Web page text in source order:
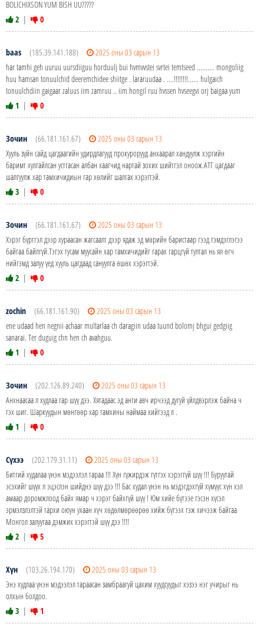
BOLICHIXSON YUM BISH UU?????
2 | 0
baas (185.39.141.188)
2025 оны 03 сарын 13
har tamhi geh uuruu uursdiiguu horduulj bui hvmvvstei svrtei temtseed .......... mongoliig
huu hamsan tonuulchid deeremchidee shiitge . lararuudaa . ....!!!!!!!!...... hulgaich
tonuulchdiin gaigaar zaluus iim zamruu .. iim hongil ruu hvssen hvseegvi orj baigaa yum
1 | 0
Зочин (66.181.161.67)
2025 оны 03 сарын 13
Хууль зүйн сайд цагдаагийн удирдлагууд прокурорууд анхаарал хандуулж хэргийн
баримт хулгайлсан устгасан албан хаагчид нартай зохих шийтгэл оноож.АТГ цагдааг
шалгуулж хар тамхичидиын гар хѳлийг шалгах хэрэгтэй.
3 | 0
Зочин (66.181.161.67)
2025 оны 03 сарын 13
Хэрэг бүртгэл дээр хураасан жагсаалт дээр ядаж эд мѳрийн баристаар гээд тэмдэглэгээ
байгаа байлгүй.Тэгэх тусам муусайн хар тамхичидийг гарах гарцгүй тултал нь ял ѳгч
нийгэмд залуу үед хууль цагдаад сануулга ѳшѳх хэрэгтэй.
2 | 0
zochin (66.181.161.90)
2025 оны 03 сарын 13
ene udaad hen negnii achaar multarlaa ch daragiin udaa tuund bolomj bhgui gedgiig
sanarai. Ter duguig chn hen ch avahguu.
1 | 0
Зочин (202.126.89.240)
2025 оны 03 сарын 13
Анхнаасаа л худлаа гар шүү дээ. Хятадаас эд анги авч ирчээд дугуй үйлдвэрлэж байна ч
гэх шиг. Шаркуудын мөнгөөр хар тамхины наймаа хийгээд л .
1 | 0
Сүхээ (202.179.31.11)
2025 оны 03 сарын 13
Битгий худалаа үнэн мэдээлэл тараа !!! Хүн гүжирдэж гүтгэх хэрэггүй шүү !!! Буруутай
эсэхийг шүүх л эцэслэн шийднэ шүү дээ !!! Бас худал үнэн нь мэдэгдэхгүй хүмүүс хүн хэл
амаар доромжлоод байх ямар ч хэрэг байхгүй шүү ! Юм хийе бүтээе гэсэн хүсэл
эрмэлзлэлтэй тархи оюун ухаан хүч хөдөлмөрөөрөө хийж бүтээх гэж хичээж байгаа
Монгол залуугаа дэмжих хэрэгтэй шүү дээ !!!!
2 | 5
Хүн (103.26.194.170)
2025 оны 03 сарын 13
Энэ худлаа үнэн мэдээлэл тараасан замбраагуй цахим хуудсуудыг хэзээ нэг учирыг нь
олхын болдоо.
3 | 1